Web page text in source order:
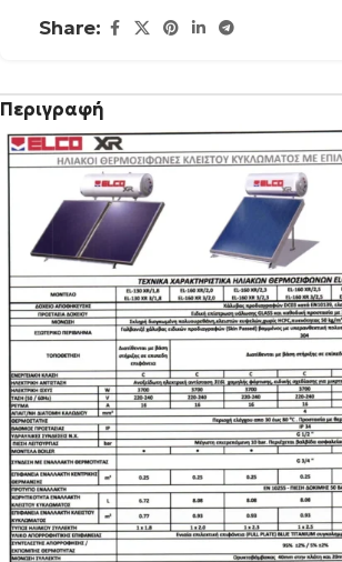
Share:
Περιγραφή